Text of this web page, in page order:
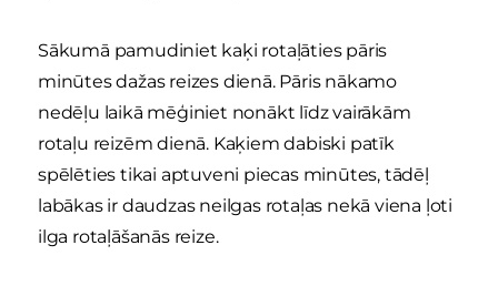
Sākumā pamudiniet kaķi rotaļāties pāris
minūtes dažas reizes dienā. Pāris nākamo
nedēļu laikā mēģiniet nonākt līdz vairākām
rotaļu reizēm dienā. Kaķiem dabiski patīk
spēlēties tikai aptuveni piecas minūtes, tādēļ
labākas ir daudzas neilgas rotaļas nekā viena ļoti
ilga rotaļāšanās reize.